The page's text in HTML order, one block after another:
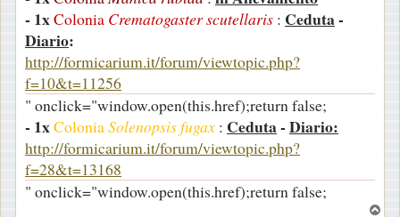
- 1xColonia Crematogaster scutellaris : Ceduta-
Diario:
http://formicarium.it/forum/viewtopic.php?
f=10&t=11256
" onclick="window.open(this.href);return false;
- 1xColoniaSolenopsis fugax : Ceduta-Diario:
http://formicarium.it/forum/viewtopic.php?
f=28&t=13168
" onclick="window.open(this.href);return false;